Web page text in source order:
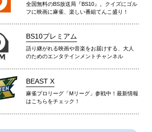
全国無料のBS放送局『BS10』。クイズにゴル
フに映画に麻雀、楽しい番組てんこ盛り！
BS10プレミアム
語り継がれる映画や音楽をお届けする、大人
のためのエンタテインメントチャンネル
BEAST X
麻雀プロリーグ「Mリーグ」参戦中！最新情報
はこちらをチェック！